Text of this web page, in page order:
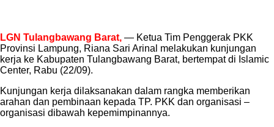
LGN Tulangbawang Barat, — Ketua Tim Penggerak PKK
Provinsi Lampung, Riana Sari Arinal melakukan kunjungan
kerja ke Kabupaten Tulangbawang Barat, bertempat di Islamic
Center, Rabu (22/09).
Kunjungan kerja dilaksanakan dalam rangka memberikan
arahan dan pembinaan kepada TP. PKK dan organisasi –
organisasi dibawah kepemimpinannya.